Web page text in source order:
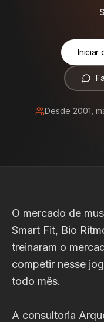
Iniciar
Desde 2001,
O mercado de
Smart Fit, Bio
treinaram o
competir nesse
todo mês.
A consultoria